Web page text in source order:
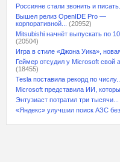
Россияне стали звонить и писать...
Вышел релиз OpenIDE Pro —
корпоративной...
(20952)
Mitsubishi начнёт выпускать по
(20504)
Игра в стиле «Джона Уика»,
Геймер отсудил у Microsoft свой
(18455)
Tesla поставила рекорд по числу...
Microsoft представила ИИ,
Энтузиаст потратил три тысячи...
«Яндекс» улучшил поиск АЗС